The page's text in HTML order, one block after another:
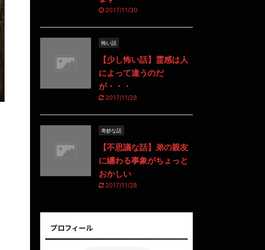
2017/11/30
怖い話
【少し怖い話】霊感は人
によって違うのだ
が・・・
2017/11/28
奇妙な話
【不思議な話】弟の親友
に纏わる事象がちょっと
おかしい
2017/11/28
プロフィール